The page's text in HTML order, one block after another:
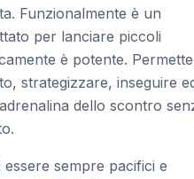
Funzionalmente è un
per lanciare piccoli
è potente.
strategizzare, inseguire
dello scontro
sempre pacifici e